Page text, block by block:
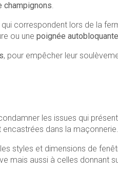
champignons.
correspondent lors de la
ou une poignée autobloquante
, pour empêcher leur
les issues qui
dans la maçonnerie.
styles et dimensions de
mais aussi à celles donnant